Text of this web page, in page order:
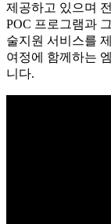
제공하고 있으며
POC 프로그램과
술지원 서비스를
여정에 함께하는
니다.